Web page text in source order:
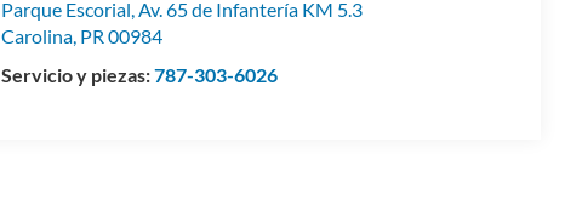
Parque Escorial, Av. 65 de Infantería KM 5.3
Carolina, PR 00984
Servicio y piezas:787-303-6026